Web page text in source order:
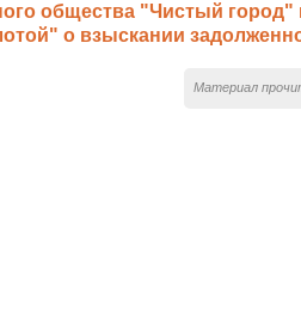
общества "Чистый город"
о взыскании
Материал